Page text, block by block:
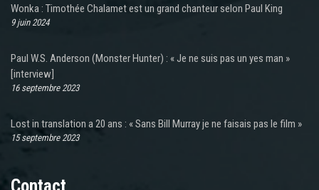
Wonka : Timothée Chalamet est un grand chanteur selon Paul King
9 juin 2024
Paul W.S. Anderson (Monster Hunter) : « Je ne suis pas un yes man »
[interview]
16 septembre 2023
Lost in translation a 20 ans : « Sans Bill Murray je ne faisais pas le film »
15 septembre 2023
Contact